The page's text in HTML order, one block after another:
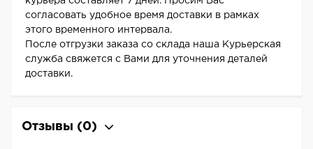
согласовать удобное время доставки в рамках
этого временного интервала.
После отгрузки заказа со склада наша Курьерская
служба свяжется с Вами для уточнения деталей
доставки.
Отзывы (0)